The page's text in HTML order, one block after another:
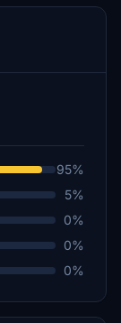
95%
5%
0%
0%
0%